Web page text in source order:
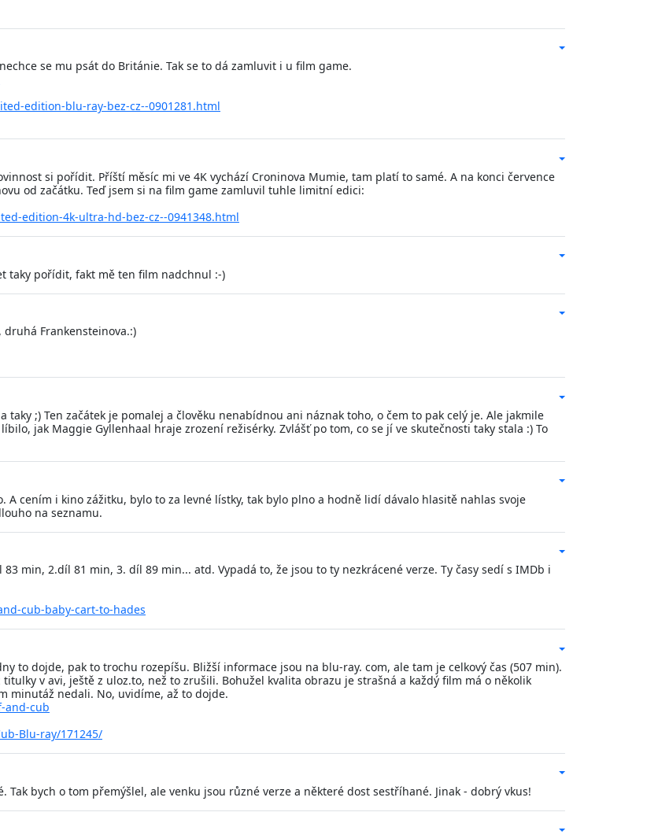
se mu psát do Británie. Tak se to dá zamluvit i u film game.
edition-blu-ray-bez-cz--0901281.html
si pořídit. Příští měsíc mi ve 4K vychází Croninova Mumie, tam platí to samé. A na konci července
od začátku. Teď jsem si na film game zamluvil tuhle limitní edici:
edition-4k-ultra-hd-bez-cz--0941348.html
taky pořídit, fakt mě ten film nadchnul :-)
Frankensteinova.:)
taky ;) Ten začátek je pomalej a člověku nenabídnou ani náznak toho, o čem to pak celý je. Ale jakmile
jak Maggie Gyllenhaal hraje zrození režisérky. Zvlášť po tom, co se jí ve skutečnosti taky stala :) To
A cením i kino zážitku, bylo to za levné lístky, tak bylo plno a hodně lidí dávalo hlasitě nahlas svoje
na seznamu.
min, 2.díl 81 min, 3. díl 89 min... atd. Vypadá to, že jsou to ty nezkrácené verze. Ty časy sedí s IMDb i
cub-baby-cart-to-hades
to dojde, pak to trochu rozepíšu. Bližší informace jsou na blu-ray. com, ale tam je celkový čas (507 min).
v avi, ještě z uloz.to, než to zrušili. Bohužel kvalita obrazu je strašná a každý film má o několik
minutáž nedali. No, uvidíme, až to dojde.
and-cub
Blu-ray/171245/
Tak bych o tom přemýšlel, ale venku jsou různé verze a některé dost sestříhané. Jinak - dobrý vkus!